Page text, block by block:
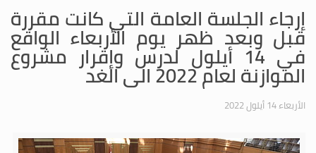
إرجاء الجلسة العامة التي كانت مقررة
قبل وبعد ظهر يوم الأربعاء الواقع
في 14 أيلول لدرس وإقرار مشروع
الموازنة لعام 2022 الى الغد
الأربعاء 14 أيلول 2022